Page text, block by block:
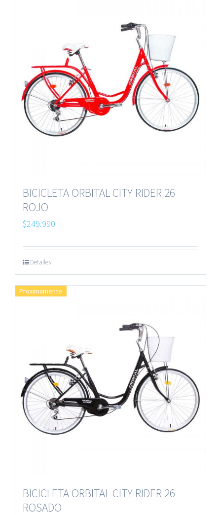
BICICLETA ORBITAL CITY RIDER 26
ROJO
$249.990
Detalles
Proximamente
BICICLETA ORBITAL CITY RIDER 26
ROSADO